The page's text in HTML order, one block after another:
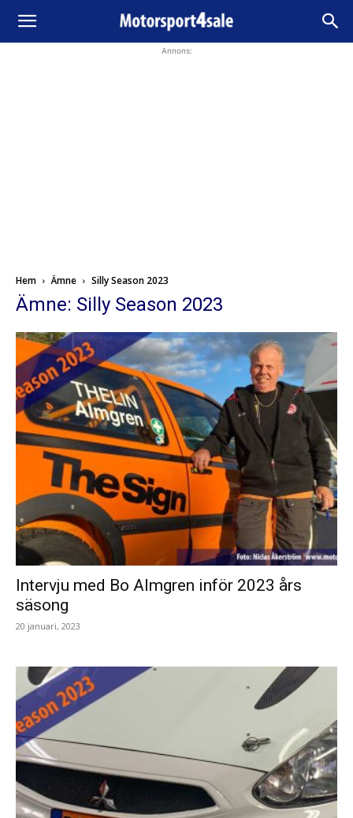
Annons:
Hem Ämne Silly Season 2023
Ämne: Silly Season 2023
Intervju med Bo Almgren inför 2023 års
säsong
20 januari, 2023